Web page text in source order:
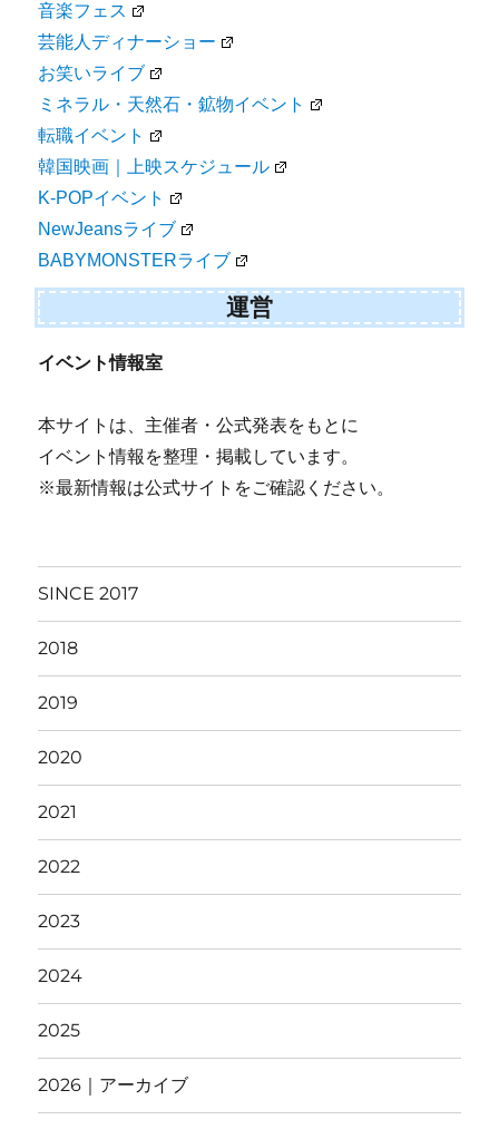
音楽フェス
芸能人ディナーショー
お笑いライブ
ミネラル・天然石・鉱物イベント
転職イベント
韓国映画｜上映スケジュール
K-POPイベント
NewJeansライブ
BABYMONSTERライブ
運営
イベント情報室
本サイトは、主催者・公式発表をもとに
イベント情報を整理・掲載しています。
※最新情報は公式サイトをご確認ください。
SINCE 2017
2018
2019
2020
2021
2022
2023
2024
2025
2026｜アーカイブ